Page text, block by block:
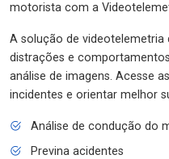
motorista com a
A solução de videotelemetria
distrações e
análise de imagens. Acesse
incidentes e orientar melhor
Análise de condução do
Previna acidentes